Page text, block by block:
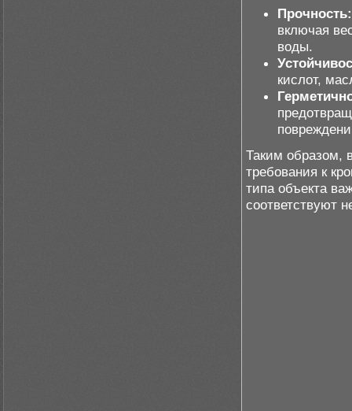
Прочность:
включая
воды.
кислот,
Таким образом,
требования к
типа объекта
соответствуют